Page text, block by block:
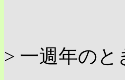
> 一週年のと